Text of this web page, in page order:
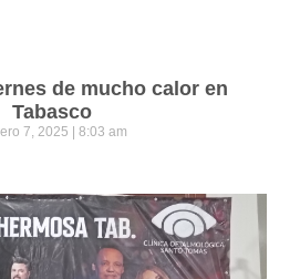
de mucho calor en
Tabasco
7, 2025 8:03 am